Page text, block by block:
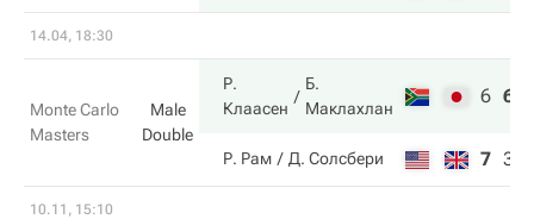
14.04, 18:30
Monte Carlo
Masters
Male
Double
Р.
Клаасен
Б.
Маклахлан
6 6
Р. Рам Д. Солсбери 7 3
10.11, 15:10